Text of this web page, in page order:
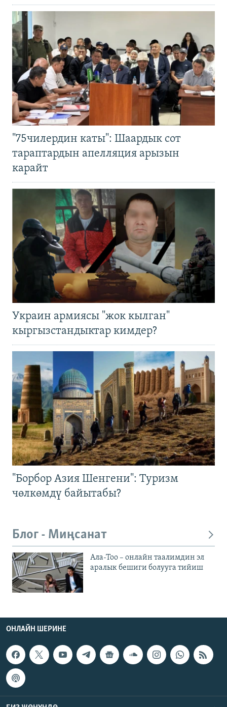
"75чилердин каты": Шаардык сот
тараптардын апелляция арызын
карайт
Украин армиясы "жок кылган"
кыргызстандыктар кимдер?
"Борбор Азия Шенгени": Туризм
чөлкөмдү байытабы?
Блог - Миңсанат
Ала-Тоо – онлайн таалимдин эл
аралык бешиги болууга тийиш
ОНЛАЙН ШЕРИНЕ